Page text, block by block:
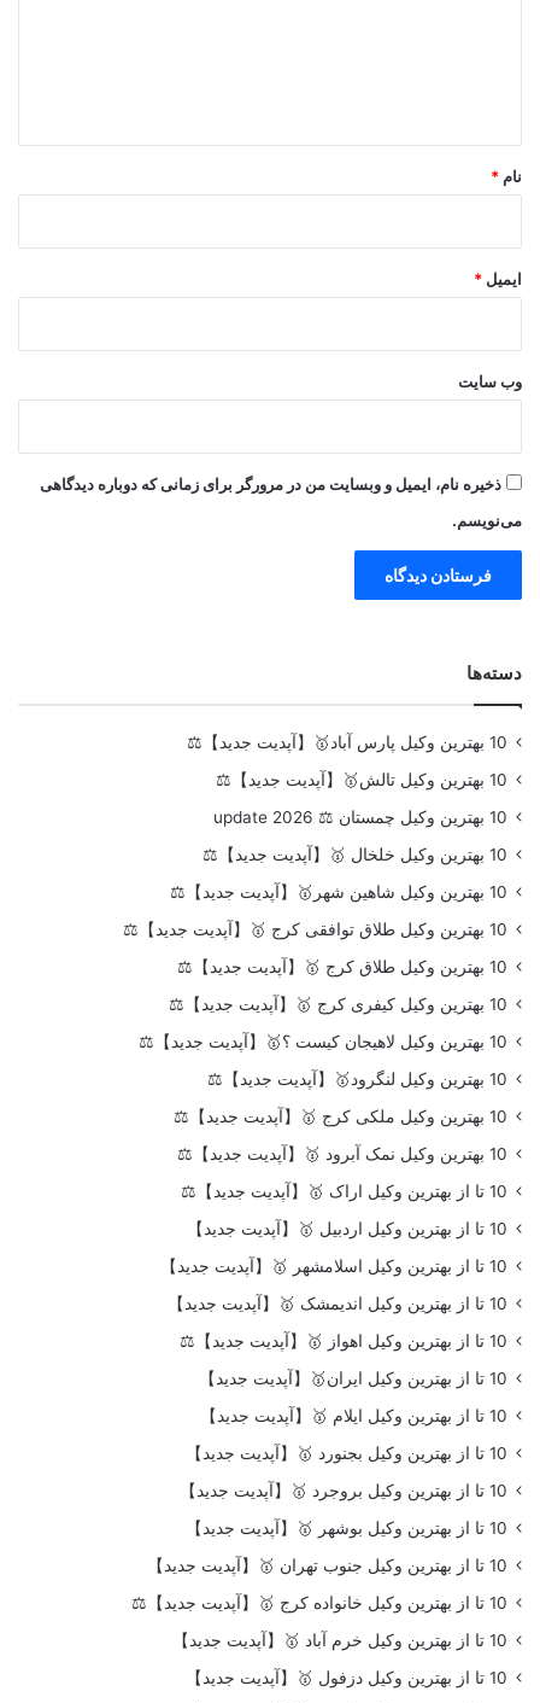
نام *
ایمیل *
وب‌ سایت
ذخیره نام، ایمیل و وبسایت من در مرورگر برای زمانی که دوباره دیدگاهی
می‌نویسم.
دسته‌ها
10 بهترین وکیل پارس آباد🥇【آپدیت جدید】⚖️
10 بهترین وکیل تالش🥇【آپدیت جدید】⚖️
10 بهترین وکیل چمستان ⚖️ update 2026
10 بهترین وکیل خلخال 🥇【آپدیت جدید】⚖️
10 بهترین وکیل شاهین شهر🥇【آپدیت جدید】⚖️
10 بهترین وکیل طلاق توافقی کرج 🥇【آپدیت جدید】⚖️
10 بهترین وکیل طلاق کرج 🥇【آپدیت جدید】⚖️
10 بهترین وکیل کیفری کرج 🥇【آپدیت جدید】⚖️
10 بهترین وکیل لاهیجان کیست ؟🥇【آپدیت جدید】⚖️
10 بهترین وکیل لنگرود🥇【آپدیت جدید】⚖️
10 بهترین وکیل ملکی کرج 🥇【آپدیت جدید】⚖️
10 بهترین وکیل نمک آبرود 🥇【آپدیت جدید】⚖️
10 تا از بهترین وکیل اراک 🥇【آپدیت جدید】⚖️
10 تا از بهترین وکیل اردبیل 🥇【آپدیت جدید】
10 تا از بهترین وکیل اسلامشهر 🥇【آپدیت جدید】
10 تا از بهترین وکیل اندیمشک 🥇【آپدیت جدید】
10 تا از بهترین وکیل اهواز 🥇【آپدیت جدید】⚖️
10 تا از بهترین وکیل ایران🥇【آپدیت جدید】
10 تا از بهترین وکیل ایلام 🥇【آپدیت جدید】
10 تا از بهترین وکیل بجنورد 🥇【آپدیت جدید】
10 تا از بهترین وکیل بروجرد 🥇【آپدیت جدید】
10 تا از بهترین وکیل بوشهر 🥇【آپدیت جدید】
10 تا از بهترین وکیل جنوب تهران 🥇【آپدیت جدید】
10 تا از بهترین وکیل خانواده کرج 🥇【آپدیت جدید】⚖️
10 تا از بهترین وکیل خرم آباد 🥇【آپدیت جدید】
10 تا از بهترین وکیل دزفول 🥇【آپدیت جدید】